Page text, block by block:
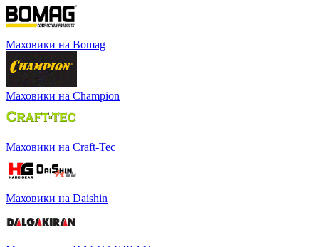
Маховики на Bomag
Маховики на Champion
Маховики на Craft-Tec
Маховики на Daishin